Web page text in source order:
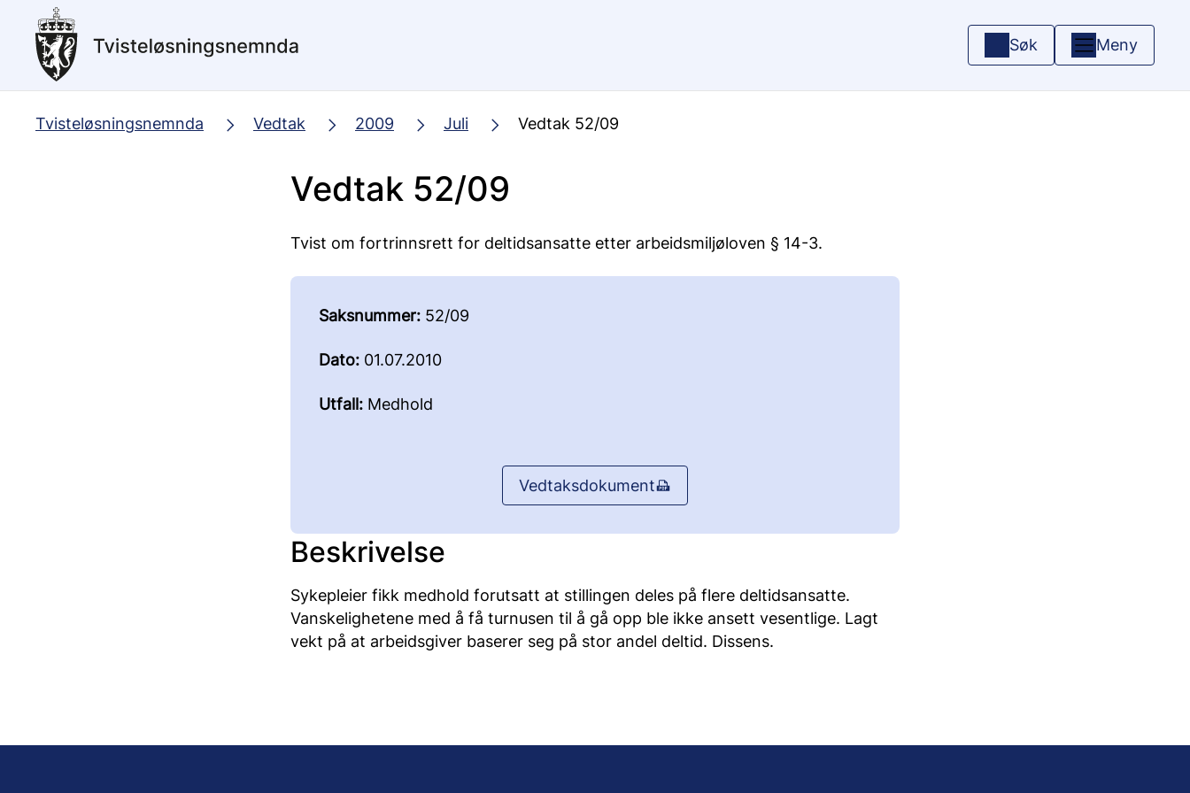
hovedinnhold
Søk Meny
Tvisteløsningsnemnda Vedtak 2009 Juli Vedtak 52/09
Vedtak 52/09
Tvist om fortrinnsrett for deltidsansatte etter arbeidsmiljøloven § 14-3.
Saksnummer: 52/09
Dato: 01.07.2010
Utfall: Medhold
Vedtaksdokument
Beskrivelse
Sykepleier fikk medhold forutsatt at stillingen deles på flere deltidsansatte.
Vanskelighetene med å få turnusen til å gå opp ble ikke ansett vesentlige. Lagt
vekt på at arbeidsgiver baserer seg på stor andel deltid. Dissens.